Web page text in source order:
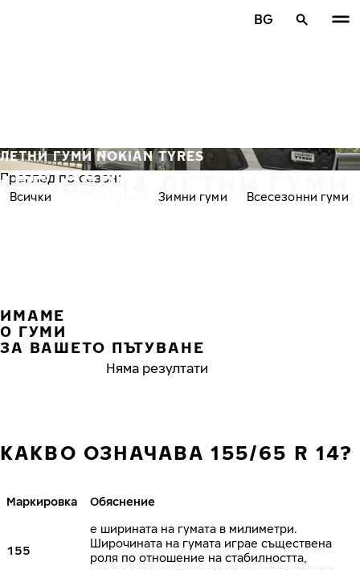
BG
155/65R14 ЛЕТНИ ГУМИ
ЛЕТНИ ГУМИ NOKIAN TYRES
Преглед по сезон:
Всички Зимни гуми Всесезонни гуми
ИМАМЕ
0 ГУМИ
ЗА ВАШЕТО ПЪТУВАНЕ
Няма резултати
КАКВО ОЗНАЧАВА 155/65 R 14?
Маркировка Обяснение
155
е ширината на гумата в милиметри.
Широчината на гумата играе съществена
роля по отношение на стабилността,